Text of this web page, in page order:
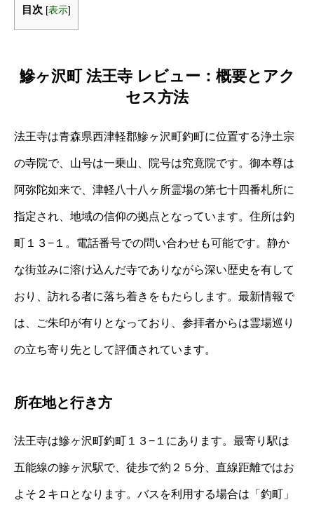
目次 [表示]
鰺ヶ沢町 法王寺 レビュー：概要とアク
セス方法
法王寺は青森県西津軽郡鰺ヶ沢町釣町に位置する浄土宗
の寺院で、山号は一乗山、院号は究竟院です。御本尊は
阿弥陀如来で、津軽八十八ヶ所霊場の第七十四番札所に
指定され、地域の信仰の拠点となっています。住所は釣
町１３−１。電話番号での問い合わせも可能です。静か
な街並みに溶け込んだ寺でありながら深い歴史を有して
おり、訪れる者に落ち着きをもたらします。最新情報で
は、ご朱印が有りとなっており、参拝者からは霊場巡り
の立ち寄り先として評価されています。
所在地と行き方
法王寺は鰺ヶ沢町釣町１３−１にあります。最寄り駅は
五能線の鰺ヶ沢駅で、徒歩で約２５分、直線距離ではお
よそ２キロとなります。バスを利用する場合は「釣町」